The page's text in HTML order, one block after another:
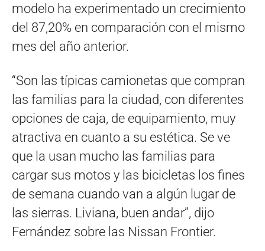
modelo ha experimentado un crecimiento
del 87,20% en comparación con el mismo
mes del año anterior.
“Son las típicas camionetas que compran
las familias para la ciudad, con diferentes
opciones de caja, de equipamiento, muy
atractiva en cuanto a su estética. Se ve
que la usan mucho las familias para
cargar sus motos y las bicicletas los fines
de semana cuando van a algún lugar de
las sierras. Liviana, buen andar”, dijo
Fernández sobre las Nissan Frontier.